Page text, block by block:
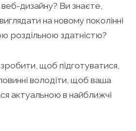
дизайну? Ви знаєте,
на новому поколінні
роздільною здатністю?
щоб підготуватися,
володіти, щоб ваша
актуальною в найближчі